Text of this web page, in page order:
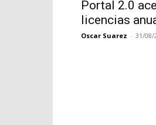
Portal 2.0
licencias
Oscar Suarez - 31/08/